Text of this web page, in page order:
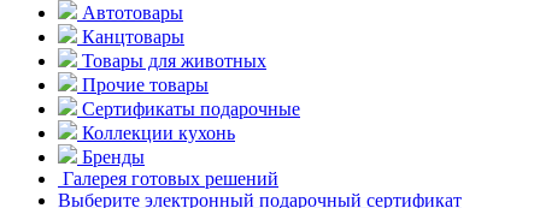
Автотовары
Канцтовары
Товары для животных
Прочие товары
Сертификаты подарочные
Коллекции кухонь
Бренды
Галерея готовых решений
Выберите электронный подарочный сертификат